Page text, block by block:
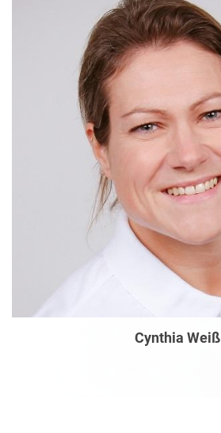
Cynthia Weiß